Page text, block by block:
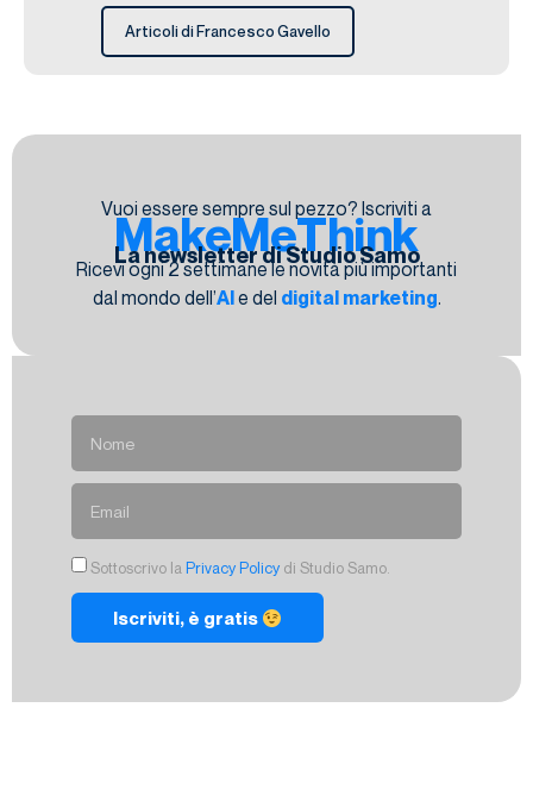
Articoli di Francesco Gavello
Vuoi essere sempre sul pezzo? Iscriviti a
MakeMeThink
La newsletter di Studio Samo
Ricevi ogni 2 settimane le novità più importanti
dal mondo dell’AIe del digital marketing.
Sottoscrivo la Privacy Policy di Studio Samo.
Iscriviti, è gratis